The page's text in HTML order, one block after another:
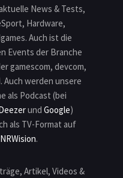
News & Tests,
Hardware,
Auch ist die
Events der Branche
gamescom, devcom,
Auch werden unsere
als Podcast (bei
und Google)
als TV-Format auf
.
Artikel, Videos &